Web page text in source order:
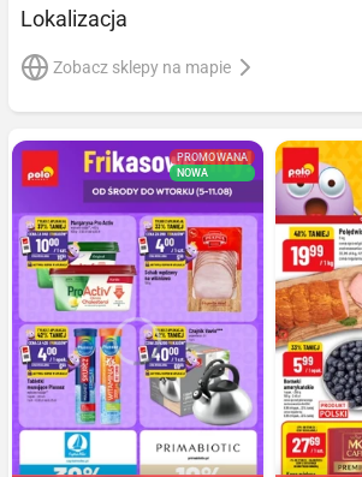
Lokalizacja
Zobacz sklepy na mapie
PROMOWANA
NOWA